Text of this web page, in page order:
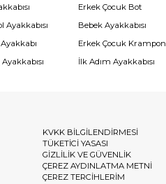
Ayakkabısı
Erkek Çocuk Bot
Bebek Ayakkabısı
Erkek Çocuk Krampon
İlk Adım Ayakkabısı
KVKK BİLGİLENDİRMESİ
TÜKETİCİ YASASI
GİZLİLİK VE GÜVENLİK
ÇEREZ AYDINLATMA METNİ
ÇEREZ TERCİHLERİM